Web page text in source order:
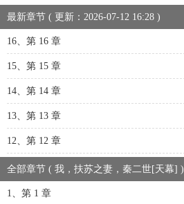
最新章节 ( 更新：2026-07-12 16:28 )
16、第 16 章
15、第 15 章
14、第 14 章
13、第 13 章
12、第 12 章
全部章节 ( 我，扶苏之妻，秦二世[天幕] )
1、第 1 章